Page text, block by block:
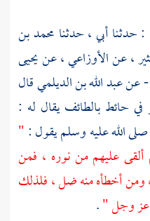
حدثنا أبي ، حدثنا محمد بن
، عنالأوزاعي ،عنيحيى
-عنعبد الله بن الديلميقال
حائط بالطائفيقال له :
الله عليه وسلم يقول :"
عليهم من نوره ، فمن
ومن أخطأه منه ضل ، فلذلك
عز وجل ".